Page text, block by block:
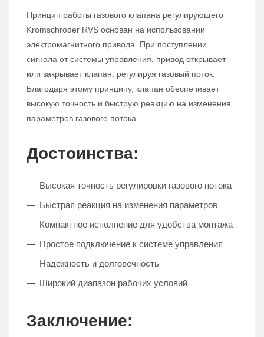
Принцип работы газового клапана регулирующего
Kromschroder RVS основан на использовании
электромагнитного привода. При поступлении
сигнала от системы управления, привод открывает
или закрывает клапан, регулируя газовый поток.
Благодаря этому принципу, клапан обеспечивает
высокую точность и быструю реакцию на изменения
параметров газового потока.
Достоинства:
Высокая точность регулировки газового потока
Быстрая реакция на изменения параметров
Компактное исполнение для удобства монтажа
Простое подключение к системе управления
Надежность и долговечность
Широкий диапазон рабочих условий
Заключение: